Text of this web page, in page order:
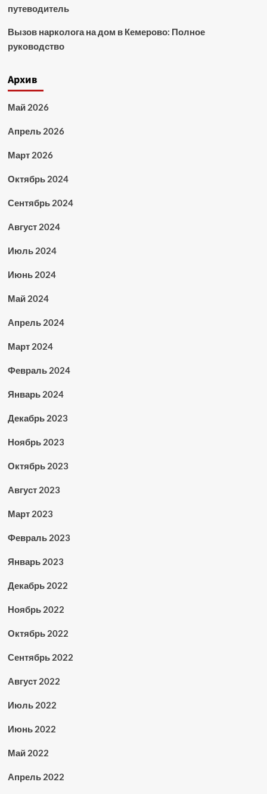
путеводитель
Вызов нарколога на дом в Кемерово: Полное
руководство
Архив
Май 2026
Апрель 2026
Март 2026
Октябрь 2024
Сентябрь 2024
Август 2024
Июль 2024
Июнь 2024
Май 2024
Апрель 2024
Март 2024
Февраль 2024
Январь 2024
Декабрь 2023
Ноябрь 2023
Октябрь 2023
Август 2023
Март 2023
Февраль 2023
Январь 2023
Декабрь 2022
Ноябрь 2022
Октябрь 2022
Сентябрь 2022
Август 2022
Июль 2022
Июнь 2022
Май 2022
Апрель 2022